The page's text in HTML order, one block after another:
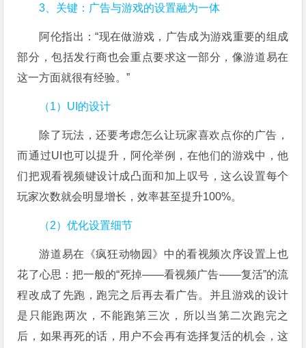
3、关键：广告与游戏的设置融为一体
阿伦指出：“现在做游戏，广告成为游戏重要的组成
部分，包括发行商也会重点要求这一部分，像游道易在
这一方面就很有经验。”
（1）UI的设计
除了玩法，还要考虑怎么让玩家喜欢点你的广告，
而通过UI也可以提升，阿伦举例，在他们的游戏中，他
们把观看视频键设计成凸面和加上叹号，这么设置每个
玩家次数就会明显增长，效率甚至提升100%。
（2）优化设置细节
游道易在《疯狂动物园》中的看视频次序设置上也
花了心思：把一般的“死掉——看视频广告——复活”的流
程改成了先跑，跑完之后再去看广告。并且游戏的设计
是只能跑两次，不能跑第三次，所以当第二次跑完之
后，如果再死的话，用户不会再有选择复活的机会，这